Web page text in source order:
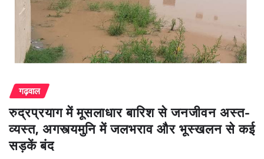
गढ़वाल
रुद्रप्रयाग में मूसलाधार बारिश से जनजीवन अस्त-
व्यस्त, अगस्त्यमुनि में जलभराव और भूस्खलन से कई
सड़कें बंद